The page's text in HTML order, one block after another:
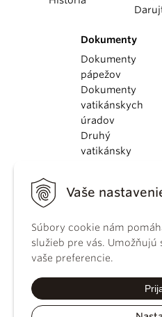
Vaše
Súbory cookie nám
služieb pre vás. Umožňujú
vaše preferencie.
Dokumenty
Dokumenty
pápežov
Dokumenty
vatikánskych
úradov
Druhý
vatikánsky
KBS
kánonického
práva
Katechizmus